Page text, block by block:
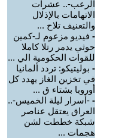
الرعب-.. عشرات
الاتهامات بالإذلال
والتعنيف تلاح ...
- فيديو مزعوم لـ-كمين
حوثي يدمر رتلا كاملا
للقوات الحكومية الي ...
- بوليتيكو: تردد ألمانيا
في تخزين الغاز يهدد كل
أوروبا بشتاء ق ...
- -أسرار ليلة الخميس-..
العراق يعتقل عناصر
شبكة خططت لشن
هجمات ...